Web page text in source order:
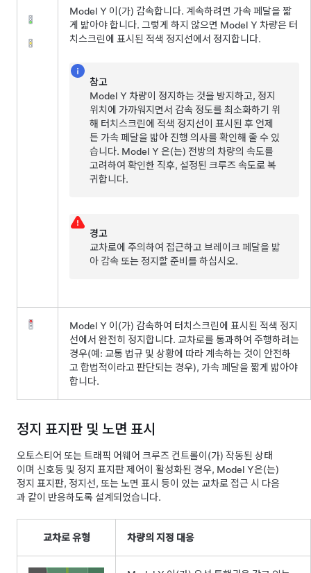
Model Y 이(가) 감속합니다. 계속하려면 가속 페달을 짧
게 밟아야 합니다. 그렇게 하지 않으면 Model Y 차량은 터
치스크린에 표시된 적색 정지선에서 정지합니다.
참고
Model Y 차량이 정지하는 것을 방지하고, 정지
위치에 가까워지면서 감속 정도를 최소화하기 위
해 터치스크린에 적색 정지선이 표시된 후 언제
든 가속 페달을 밟아 진행 의사를 확인해 줄 수 있
습니다. Model Y 은(는) 전방의 차량의 속도를
고려하여 확인한 직후, 설정된 크루즈 속도로 복
귀합니다.
경고
교차로에 주의하여 접근하고 브레이크 페달을 밟
아 감속 또는 정지할 준비를 하십시오.
Model Y 이(가) 감속하여 터치스크린에 표시된 적색 정지
선에서 완전히 정지합니다. 교차로를 통과하여 주행하려는
경우(예: 교통 법규 및 상황에 따라 계속하는 것이 안전하
고 합법적이라고 판단되는 경우), 가속 페달을 짧게 밟아야
합니다.
정지 표지판 및 노면 표시
오토스티어 또는트래픽 어웨어 크루즈 컨트롤이(가) 작동된 상태
이며 신호등 및 정지 표지판 제어 이 활성화된 경우, Model Y은(는)
정지 표지판, 정지선, 또는 노면 표시 등이 있는 교차로 접근 시 다음
과 같이 반응하도록 설계되었습니다.
교차로 유형 차량의 지정 대응